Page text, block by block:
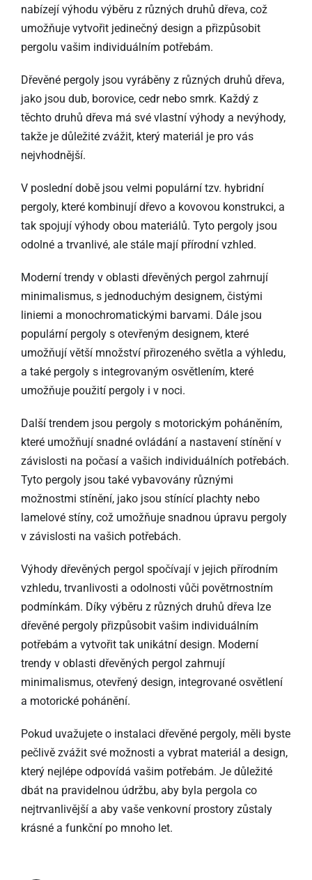
nabízejí výhodu výběru z různých druhů dřeva, což
umožňuje vytvořit jedinečný design a přizpůsobit
pergolu vašim individuálním potřebám.
Dřevěné pergoly jsou vyráběny z různých druhů dřeva,
jako jsou dub, borovice, cedr nebo smrk. Každý z
těchto druhů dřeva má své vlastní výhody a nevýhody,
takže je důležité zvážit, který materiál je pro vás
nejvhodnější.
V poslední době jsou velmi populární tzv. hybridní
pergoly, které kombinují dřevo a kovovou konstrukci, a
tak spojují výhody obou materiálů. Tyto pergoly jsou
odolné a trvanlivé, ale stále mají přírodní vzhled.
Moderní trendy v oblasti dřevěných pergol zahrnují
minimalismus, s jednoduchým designem, čistými
liniemi a monochromatickými barvami. Dále jsou
populární pergoly s otevřeným designem, které
umožňují větší množství přirozeného světla a výhledu,
a také pergoly s integrovaným osvětlením, které
umožňuje použití pergoly i v noci.
Další trendem jsou pergoly s motorickým poháněním,
které umožňují snadné ovládání a nastavení stínění v
závislosti na počasí a vašich individuálních potřebách.
Tyto pergoly jsou také vybavovány různými
možnostmi stínění, jako jsou stínící plachty nebo
lamelové stíny, což umožňuje snadnou úpravu pergoly
v závislosti na vašich potřebách.
Výhody dřevěných pergol spočívají v jejich přírodním
vzhledu, trvanlivosti a odolnosti vůči povětrnostním
podmínkám. Díky výběru z různých druhů dřeva lze
dřevěné pergoly přizpůsobit vašim individuálním
potřebám a vytvořit tak unikátní design. Moderní
trendy v oblasti dřevěných pergol zahrnují
minimalismus, otevřený design, integrované osvětlení
a motorické pohánění.
Pokud uvažujete o instalaci dřevěné pergoly, měli byste
pečlivě zvážit své možnosti a vybrat materiál a design,
který nejlépe odpovídá vašim potřebám. Je důležité
dbát na pravidelnou údržbu, aby byla pergola co
nejtrvanlivější a aby vaše venkovní prostory zůstaly
krásné a funkční po mnoho let.